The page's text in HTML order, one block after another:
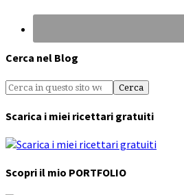
Cerca nel Blog
Scarica i miei ricettari gratuiti
Scopri il mio PORTFOLIO